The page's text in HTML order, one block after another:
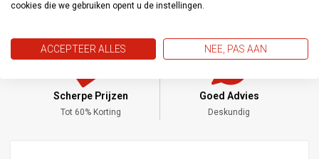
Scherpe Prijzen
Tot 60% Korting
Goed Advies
Deskundig
cookies die we gebruiken opent u de instellingen.
ACCEPTEER ALLES NEE, PAS AAN